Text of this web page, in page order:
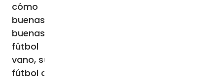
cómo dar gloria a Dios con las cosas
buenas de la vida. Y una de las cosas más
buenas para mí es ver un buen partido de
fútbol en el Bernabéu”, recuerda. No en
vano, su infancia está cuajada de tardes de
fútbol con su abuelo, sus tíos y sus primos.